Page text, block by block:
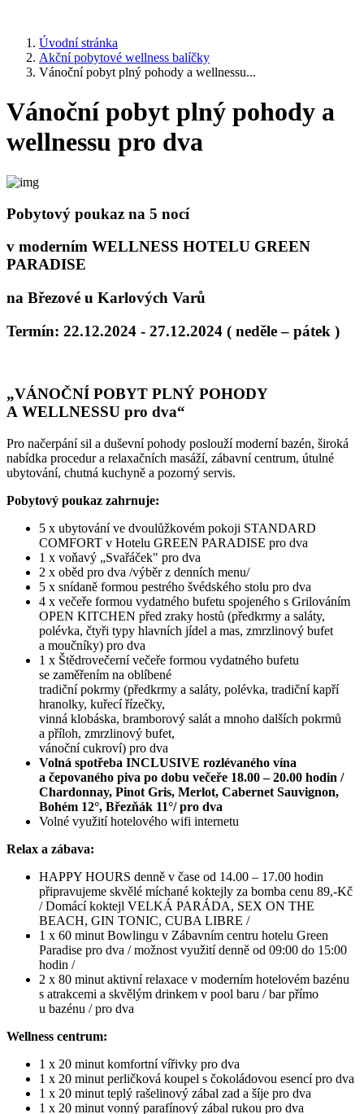
Úvodní stránka
Akční pobytové wellness balíčky
Vánoční pobyt plný pohody a wellnessu...
Vánoční pobyt plný pohody a
wellnessu pro dva
Pobytový poukaz na 5 nocí
v moderním WELLNESS HOTELU GREEN
PARADISE
na Březové u Karlových Varů
Termín: 22.12.2024 - 27.12.2024 ( neděle – pátek )
„VÁNOČNÍ POBYT PLNÝ POHODY
A WELLNESSU pro dva“
Pro načerpání sil a duševní pohody poslouží moderní bazén, široká
nabídka procedur a relaxačních masáží, zábavní centrum, útulné
ubytování, chutná kuchyně a pozorný servis.
Pobytový poukaz zahrnuje:
5 x ubytování ve dvoulůžkovém pokoji STANDARD
COMFORT v Hotelu GREEN PARADISE pro dva
1 x voňavý „Svařáček" pro dva
2 x oběd pro dva /výběr z denních menu/
5 x snídaně formou pestrého švédského stolu pro dva
4 x večeře formou vydatného bufetu spojeného s Grilováním
OPEN KITCHEN před zraky hostů (předkrmy a saláty,
polévka, čtyři typy hlavních jídel a mas, zmrzlinový bufet
a moučníky) pro dva
1 x Štědrovečerní večeře formou vydatného bufetu
se zaměřením na oblíbené
tradiční pokrmy (předkrmy a saláty, polévka, tradiční kapří
hranolky, kuřecí řízečky,
vinná klobáska, bramborový salát a mnoho dalších pokrmů
a příloh, zmrzlinový bufet,
vánoční cukroví) pro dva
Volná spotřeba INCLUSIVE rozlévaného vína
a čepovaného piva po dobu večeře 18.00 – 20.00 hodin /
Chardonnay, Pinot Gris, Merlot, Cabernet Sauvignon,
Bohém 12°, Březňák 11°/ pro dva
Volné využití hotelového wifi internetu
Relax a zábava:
HAPPY HOURS denně v čase od 14.00 – 17.00 hodin
připravujeme skvělé míchané koktejly za bomba cenu 89,-Kč
/ Domácí koktejl VELKÁ PARÁDA, SEX ON THE
BEACH, GIN TONIC, CUBA LIBRE /
1 x 60 minut Bowlingu v Zábavním centru hotelu Green
Paradise pro dva / možnost využití denně od 09:00 do 15:00
hodin /
2 x 80 minut aktivní relaxace v moderním hotelovém bazénu
s atrakcemi a skvělým drinkem v pool baru / bar přímo
u bazénu / pro dva
Wellness centrum:
1 x 20 minut komfortní vířivky pro dva
1 x 20 minut perličková koupel s čokoládovou esencí pro dva
1 x 20 minut teplý rašelinový zábal zad a šíje pro dva
1 x 20 minut vonný parafínový zábal rukou pro dva